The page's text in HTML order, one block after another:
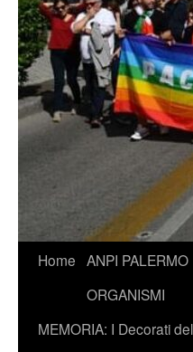
Vai
contenuto
Home ANPI PALERMO
ORGANISMI
MEMORIA: I Decorati